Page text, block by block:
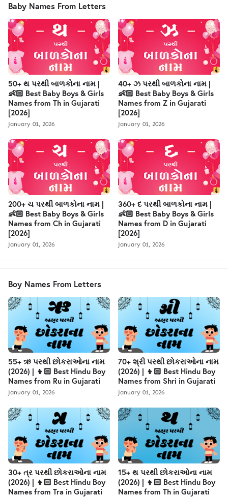
Baby Names From Letters
50+ થ પરથી બાળકોના નામ |
👶🏻 Best Baby Boys & Girls
Names from Th in Gujarati
[2026]
January 01, 2026
40+ ઝ પરથી બાળકોના નામ |
👶🏻 Best Baby Boys & Girls
Names from Z in Gujarati
[2026]
January 01, 2026
200+ ચ પરથી બાળકોના નામ |
👶🏻 Best Baby Boys & Girls
Names from Ch in Gujarati
[2026]
January 01, 2026
360+ દ પરથી બાળકોના નામ |
👶🏻 Best Baby Boys & Girls
Names from D in Gujarati
[2026]
January 01, 2026
Boy Names From Letters
55+ ઋ પરથી છોકરાઓના નામ
(2026) | 👦🏻 Best Hindu Boy
Names from Ru in Gujarati
January 01, 2026
70+ શ્રી પરથી છોકરાઓના નામ
(2026) | 👦🏻 Best Hindu Boy
Names from Shri in Gujarati
January 01, 2026
30+ ત્ર પરથી છોકરાઓના નામ
(2026) | 👦🏻 Best Hindu Boy
Names from Tra in Gujarati
15+ થ પરથી છોકરાઓના નામ
(2026) | 👦🏻 Best Hindu Boy
Names from Th in Gujarati